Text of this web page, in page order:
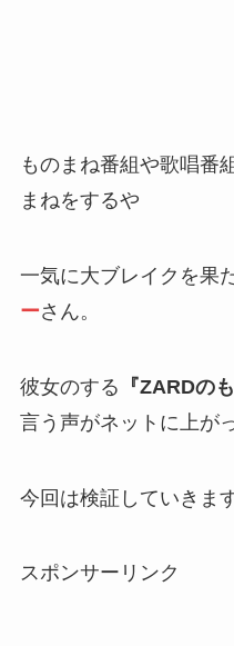
ものまね番組や歌唱番
まねをするや
一気に大ブレイクを果
ーさん。
彼女のする 『ZARDの
言う声がネットに上が
今回は検証していきま
スポンサーリンク